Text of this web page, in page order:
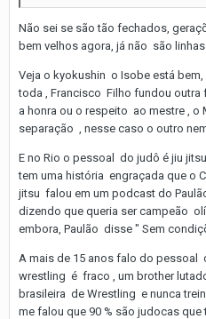
Não sei se são tão fechados,
bem velhos agora, já não são
Veja o kyokushin o Isobe está
toda , Francisco Filho fundou
a honra ou o respeito ao mestre , o
separação , nesse caso o outro
E no Rio o pessoal do judô é jiu
tem uma história engraçada que o
jitsu falou em um podcast do
dizendo que queria ser campeão
embora, Paulão disse " Sem
A mais de 15 anos falo do pessoal
wrestling é fraco , um brother
brasileira de Wrestling e nunca
me falou que 90 % são judocas